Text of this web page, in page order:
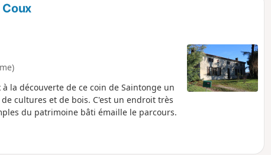
Coux
la découverte de ce coin de Saintonge un
cultures et de bois. C'est un endroit très
du patrimoine bâti émaille le parcours.